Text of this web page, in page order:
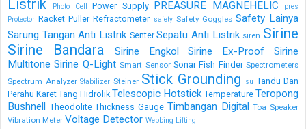
Listrik
Photo Cell Power Supply PREASURE MAGNEHELIC
pres
Protector Racket Puller Refractometer safety Safety Goggles Safety Lainya
Sarung Tangan Anti Listrik Senter Sepatu Anti Listrik siren Sirine
Sirine Bandara
Sirine Engkol Sirine Ex-Proof
Sirine
Multitone Sirine Q-Light Smart Sensor Sonar Fish Finder Spectrometers
Spectrum Analyzer Stabilizer Steiner Stick Grounding su Tandu Dan
Perahu Karet Tang Hidrolik Telescopic Hotstick Temperature Teropong
Bushnell Theodolite Thickness Gauge Timbangan Digital Toa Speaker
Vibration Meter Voltage Detector Webbing Lifting